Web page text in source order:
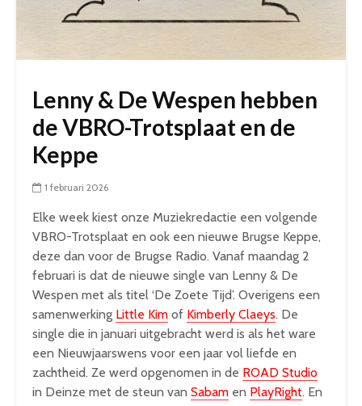
Lenny & De Wespen hebben
de VBRO-Trotsplaat en de
Keppe
1 februari 2026
Elke week kiest onze Muziekredactie een volgende
VBRO-Trotsplaat en ook een nieuwe Brugse Keppe,
deze dan voor de Brugse Radio. Vanaf maandag 2
februari is dat de nieuwe single van Lenny & De
Wespen met als titel ‘De Zoete Tijd’. Overigens een
samenwerking Little Kim of Kimberly Claeys. De
single die in januari uitgebracht werd is als het ware
een Nieuwjaarswens voor een jaar vol liefde en
zachtheid. Ze werd opgenomen in de ROAD Studio
in Deinze met de steun van Sabam en PlayRight. En